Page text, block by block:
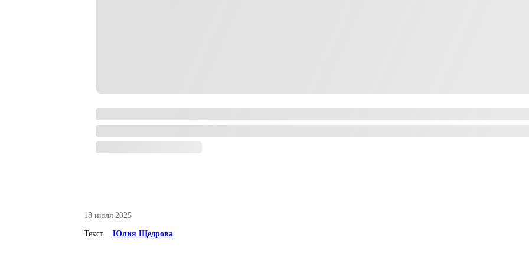
18 июля 2025
Текст Юлия Щедрова